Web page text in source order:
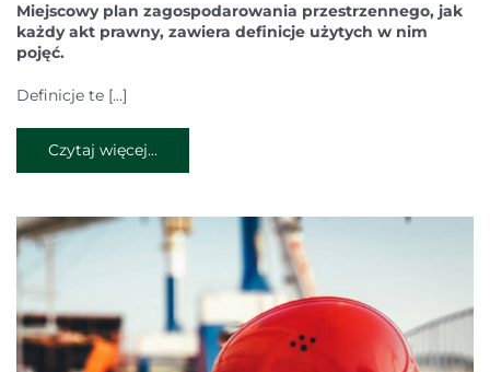
Miejscowy plan zagospodarowania przestrzennego, jak
każdy akt prawny, zawiera definicje użytych w nim
pojęć.
Definicje te […]
Czytaj więcej...